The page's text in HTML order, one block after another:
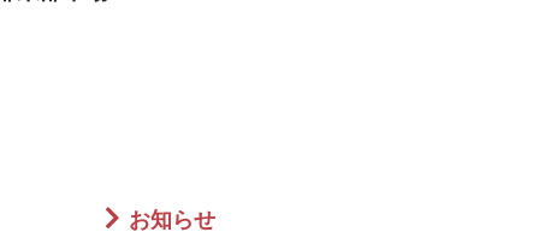
お知らせ